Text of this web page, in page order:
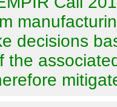
decisions
the